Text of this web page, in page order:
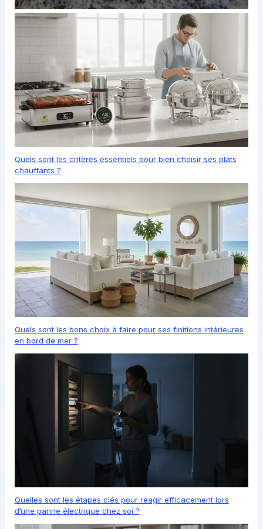
Quels sont les critères essentiels pour bien choisir ses plats
chauffants ?
Quels sont les bons choix à faire pour ses finitions intérieures
en bord de mer ?
Quelles sont les étapes clés pour réagir efficacement lors
d’une panne électrique chez soi ?